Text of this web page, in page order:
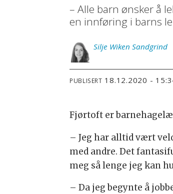
– Alle barn ønsker å
en innføring i barns
Silje Wiken Sandgrind
PUBLISERT 18.12.2020 -
Fjørtoft er
– Jeg har alltid vært
med andre. Det
meg så lenge jeg kan
– Da jeg begynte å